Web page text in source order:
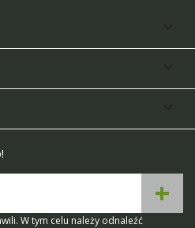
W tym celu należy odnaleźć